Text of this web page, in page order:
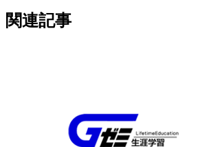
関連記事